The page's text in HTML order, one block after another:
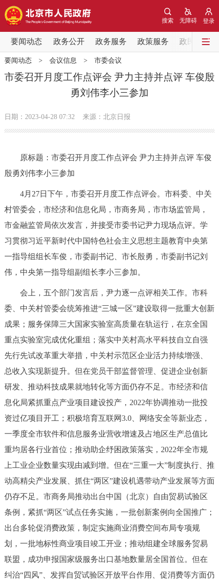
登录
无障碍
搜索
要闻动态 政务公开 政务服务 政策服务 政民互动
要闻动态
党中央精神 国务院信息
会议信息
市领导
专题公开
政务服务
便民服务 利企服务 投资项目
中介服务 阳光政务
12345网上接诉即办 我要咨询 我要建议
参与调查 在线访谈 图说互动
北京概况 十六区概览 人文北京
绿色北京 图说北京 视频北京
ENGLISH 한국어 日本語
DEUTSCH FRANÇAIS РУССКИЙ ЯЗЫК
要闻动态> 会议信息 > 市委会议
市委召开月度工作点评会 尹力主持并点评 车俊殷
勇刘伟李小三参加
日期：2023-04-28 07:32 来源：北京日报
原标题：市委召开月度工作点评会 尹力主持并点评 车俊
殷勇刘伟李小三参加
4月27日下午，市委召开月度工作点评会。市科委、中关
村管委会，市经济和信息化局，市商务局，市市场监管局，
市金融监管局依次发言，并接受市委书记尹力现场点评。学
习贯彻习近平新时代中国特色社会主义思想主题教育中央第
一指导组组长车俊，市委副书记、市长殷勇，市委副书记刘
伟，中央第一指导组副组长李小三参加。
会上，五个部门发言后，尹力逐一点评相关工作。市科
委、中关村管委会统筹推进“三城一区”建设取得一批重大创新
成果；服务保障三大国家实验室高质量在轨运行，在京全国
重点实验室完成优化重组；落实中关村高水平科技自立自强
先行先试改革重大举措，中关村示范区企业活力持续增强、
总收入实现新提升。但在党员干部监督管理、促进企业创新
研发、推动科技成果就地转化等方面仍存不足。市经济和信
息化局紧抓重点产业项目建设投产，2022年协调推动一批投
资过亿项目开工；积极培育互联网3.0、网络安全等新业态，
一季度全市软件和信息服务业营收增速及占地区生产总值比
重均居各行业首位；推动助企纾困政策落实，2022年全市规
上工业企业数量实现由减到增。但在“三重一大”制度执行、推
动高精尖产业发展、抓住“两区”建设机遇带动产业发展等方面
仍存不足。市商务局推动出台中国（北京）自由贸易试验区
条例，紧抓“两区”试点任务实施，一批创新案例向全国推广；
出台多轮促消费政策，制定实施商业消费空间布局专项规
划，一批地标性商业项目竣工开业；推动组建全球服务贸易
联盟，成功申报国家级服务出口基地数量居全国首位。但在
纠治“四风”、发挥自贸试验区开放平台作用、促消费等方面仍